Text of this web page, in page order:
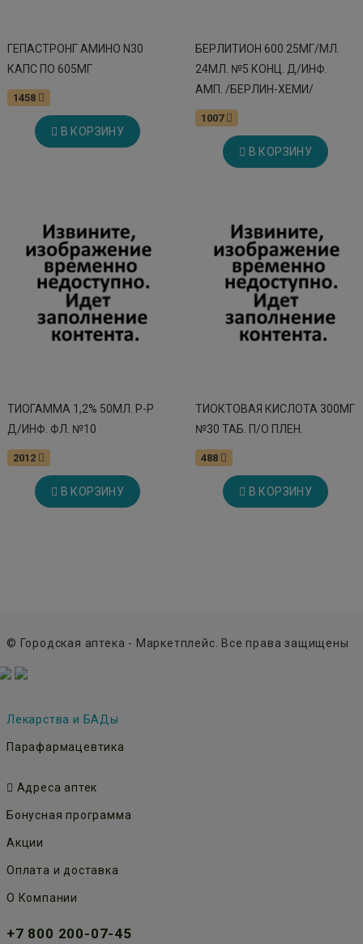
ГЕПАСТРОНГ АМИНО N30
КАПС ПО 605МГ
1458
В КОРЗИНУ
БЕРЛИТИОН 600 25МГ/МЛ.
24МЛ. №5 КОНЦ. Д/ИНФ.
АМП. /БЕРЛИН-ХЕМИ/
1007
В КОРЗИНУ
ТИОГАММА 1,2% 50МЛ. Р-Р
Д/ИНФ. ФЛ. №10
2012
В КОРЗИНУ
ТИОКТОВАЯ КИСЛОТА 300МГ
№30 ТАБ. П/О ПЛЕН.
488
В КОРЗИНУ
© Городская аптека - Маркетплейс. Все права защищены
Лекарства и БАДы
Парафармацевтика
Адреса аптек
Бонусная программа
Акции
Оплата и доставка
О Компании
+7 800 200-07-45